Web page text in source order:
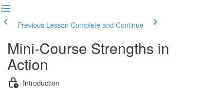
Previous Lesson Complete and Continue
Mini-Course Strengths in
Action
Introduction